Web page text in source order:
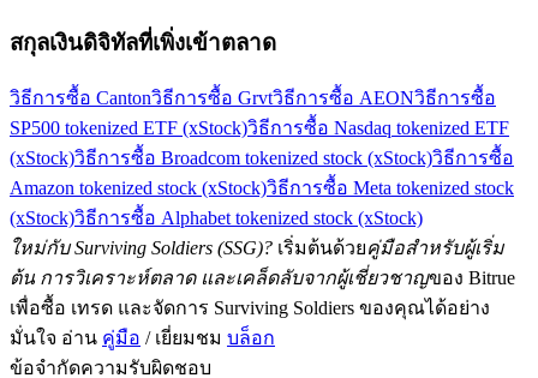
สกุลเงินดิจิทัลที่เพิ่งเข้าตลาด
วิธีการซื้อ Cantonวิธีการซื้อ Grvtวิธีการซื้อ AEONวิธีการซื้อ
SP500 tokenized ETF (xStock)วิธีการซื้อ Nasdaq tokenized ETF
(xStock)วิธีการซื้อ Broadcom tokenized stock (xStock)วิธีการซื้อ
Amazon tokenized stock (xStock)วิธีการซื้อ Meta tokenized stock
(xStock)วิธีการซื้อ Alphabet tokenized stock (xStock)
ใหม่กับ Surviving Soldiers (SSG)? เริ่มต้นด้วยคู่มือสำหรับผู้เริ่ม
ต้น การวิเคราะห์ตลาด และเคล็ดลับจากผู้เชี่ยวชาญของ Bitrue
เพื่อซื้อ เทรด และจัดการ Surviving Soldiers ของคุณได้อย่าง
มั่นใจ อ่าน คู่มือ / เยี่ยมชม บล็อก
ข้อจำกัดความรับผิดชอบ